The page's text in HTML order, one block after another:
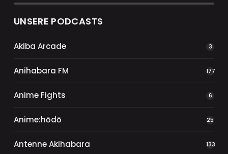
UNSERE PODCASTS
Akiba Arcade 3
Anihabara FM 177
Anime Fights 6
Anime:hōdō 25
Antenne Akihabara 133